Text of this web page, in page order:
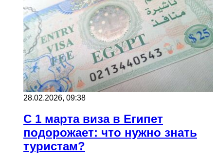
28.02.2026, 09:38
С 1 марта виза в Египет
подорожает: что нужно знать
туристам?